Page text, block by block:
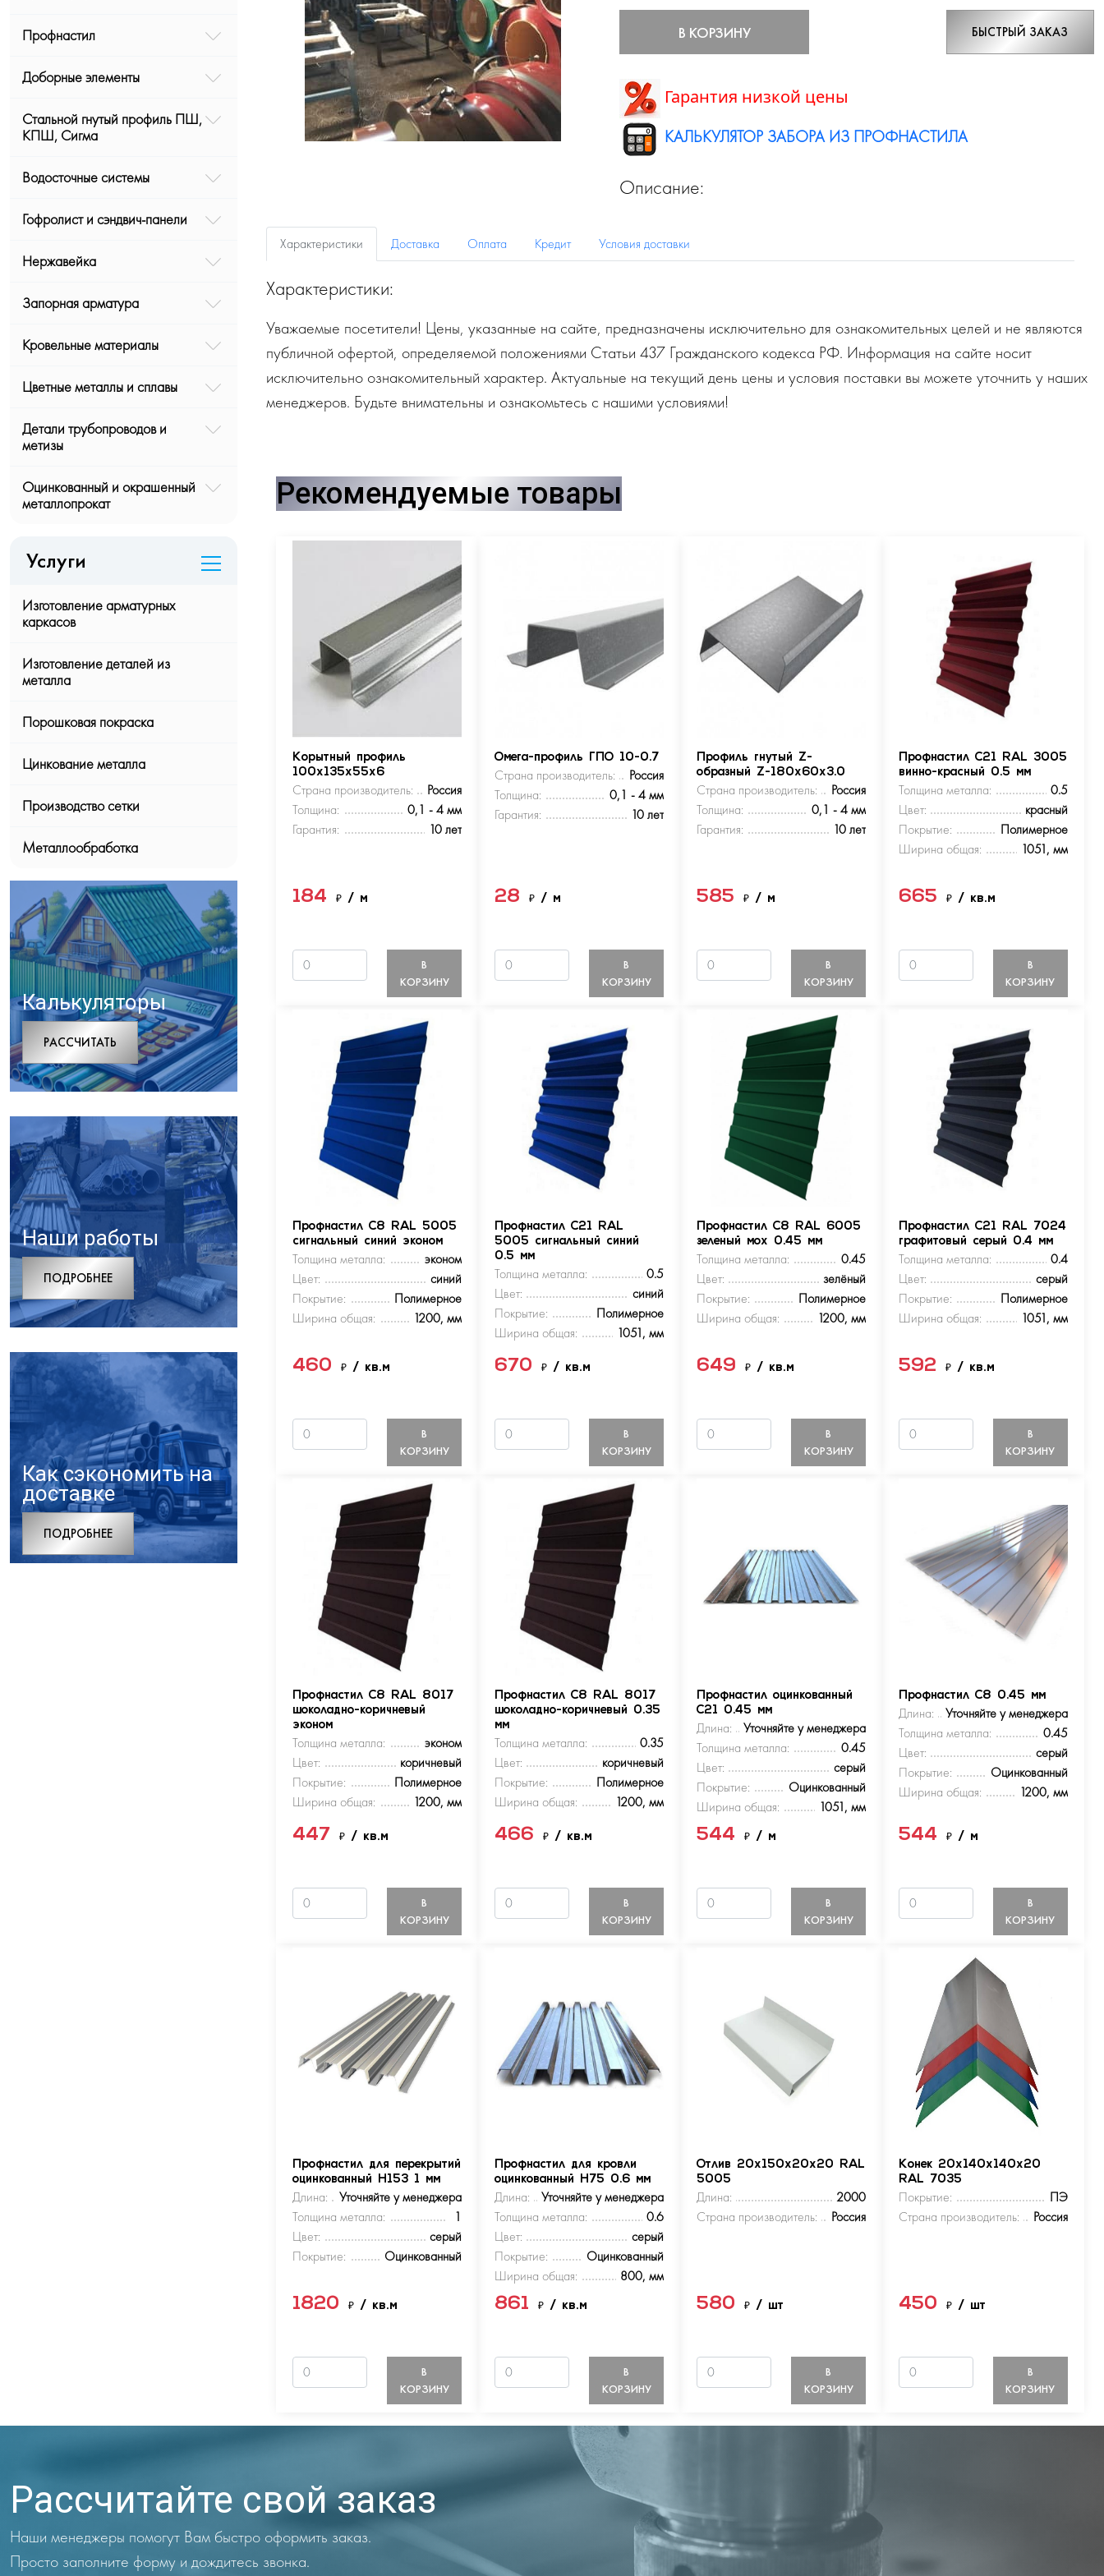
Профнастил
Доборные элементы
Стальной гнутый профиль ПШ,
КПШ, Сигма
Водосточные системы
Гофролист и сэндвич-панели
Нержавейка
Запорная арматура
Кровельные материалы
Цветные металлы и сплавы
Детали трубопроводов и
метизы
Оцинкованный и окрашенный
металлопрокат
Услуги
Изготовление арматурных
каркасов
Изготовление деталей из
металла
Порошковая покраска
Цинкование металла
Производство сетки
Металлообработка
Калькуляторы
РАCСЧИТАТЬ
Наши работы
ПОДРОБНЕЕ
Как сэкономить на
доставке
ПОДРОБНЕЕ
В КОРЗИНУ БЫСТРЫЙ ЗАКАЗ
Гарантия низкой цены
КАЛЬКУЛЯТОР ЗАБОРА ИЗ ПРОФНАСТИЛА
Описание:
Характеристики Доставка Оплата Кредит Условия доставки
Характеристики:
Уважаемые посетители! Цены, указанные на сайте, предназначены исключительно для ознакомительных целей и не являются
публичной офертой, определяемой положениями Статьи 437 Гражданского кодекса РФ. Информация на сайте носит
исключительно ознакомительный характер. Актуальные на текущий день цены и условия поставки вы можете уточнить у наших
менеджеров. Будьте внимательны и ознакомьтесь с нашими условиями!
Рекомендуемые товары
Корытный профиль
100х135х55х6
Страна производитель:
Россия
Толщина:
0,1 - 4 мм
Гарантия:
10 лет
184₽/ м
В
КОРЗИНУ
Омега-профиль ГПО 10-0.7
Страна производитель:
Россия
Толщина:
0,1 - 4 мм
Гарантия:
10 лет
28₽/ м
В
КОРЗИНУ
Профиль гнутый Z-
образный Z-180х60х3.0
Страна производитель:
Россия
Толщина:
0,1 - 4 мм
Гарантия:
10 лет
585₽/ м
В
КОРЗИНУ
Профнастил С21 RAL 3005
винно-красный 0.5 мм
Толщина металла:
0.5
Цвет:
красный
Покрытие:
Полимерное
Ширина общая:
1051, мм
665 ₽ / кв.м
В
КОРЗИНУ
Профнастил С8 RAL 5005
сигнальный синий эконом
Толщина металла:
эконом
Цвет:
синий
Покрытие:
Полимерное
Ширина общая:
1200, мм
460₽/ кв.м
В
КОРЗИНУ
Профнастил С21 RAL
5005 сигнальный синий
0.5 мм
Толщина металла:
0.5
Цвет:
синий
Покрытие:
Полимерное
Ширина общая:
1051, мм
670₽/ кв.м
В
КОРЗИНУ
Профнастил С8 RAL 6005
зеленый мох 0.45 мм
Толщина металла:
0.45
Цвет:
зелёный
Покрытие:
Полимерное
Ширина общая:
1200, мм
649₽/ кв.м
В
КОРЗИНУ
Профнастил С21 RAL 7024
графитовый серый 0.4 мм
Толщина металла:
0.4
Цвет:
серый
Покрытие:
Полимерное
Ширина общая:
1051, мм
592 ₽ / кв.м
В
КОРЗИНУ
Профнастил С8 RAL 8017
шоколадно-коричневый
эконом
Толщина металла:
эконом
Цвет:
коричневый
Покрытие:
Полимерное
Ширина общая:
1200, мм
447₽/ кв.м
В
КОРЗИНУ
Профнастил С8 RAL 8017
шоколадно-коричневый 0.35
мм
Толщина металла:
0.35
Цвет:
коричневый
Покрытие:
Полимерное
Ширина общая:
1200, мм
466₽/ кв.м
В
КОРЗИНУ
Профнастил оцинкованный
С21 0.45 мм
Длина:
Уточняйте у менеджера
Толщина металла:
0.45
Цвет:
серый
Покрытие:
Оцинкованный
Ширина общая:
1051, мм
544₽/ м
В
КОРЗИНУ
Профнастил С8 0.45 мм
Длина:
Уточняйте у менеджера
Толщина металла:
0.45
Цвет:
серый
Покрытие:
Оцинкованный
Ширина общая:
1200, мм
544 ₽ / м
В
КОРЗИНУ
Профнастил для перекрытий
оцинкованный Н153 1 мм
Длина:
Уточняйте у менеджера
Толщина металла:
1
Цвет:
серый
Покрытие:
Оцинкованный
1820₽/ кв.м
В
КОРЗИНУ
Профнастил для кровли
оцинкованный Н75 0.6 мм
Длина:
Уточняйте у менеджера
Толщина металла:
0.6
Цвет:
серый
Покрытие:
Оцинкованный
Ширина общая:
800, мм
861₽/ кв.м
В
КОРЗИНУ
Отлив 20х150х20х20 RAL
5005
Длина:
2000
Страна производитель:
Россия
580₽/ шт
В
КОРЗИНУ
Конек 20х140х140х20
RAL 7035
Покрытие:
ПЭ
Страна производитель:
Россия
450 ₽ / шт
В
КОРЗИНУ
Рассчитайте свой заказ
Наши менеджеры помогут Вам быстро оформить заказ.
Просто заполните форму и дождитесь звонка.